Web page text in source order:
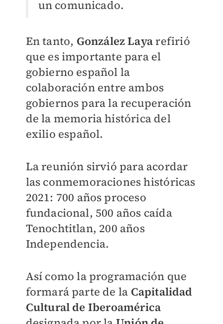
un comunicado.
En tanto, González Layarefirió
que es importante para el
gobierno español la
colaboración entre ambos
gobiernos para la recuperación
de la memoria histórica del
exilio español.
La reunión sirvió para acordar
las conmemoraciones históricas
2021: 700 años proceso
fundacional, 500 años caída
Tenochtitlan, 200 años
Independencia.
Así como la programación que
formará parte de la Capitalidad
Cultural de Iberoamérica